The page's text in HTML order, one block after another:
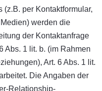
(z.B. per Kontaktformular,
werden die
der Kontaktanfrage
Abs. 1 lit. b. (im Rahmen
Art. 6 Abs. 1 lit.
Die Angaben der
Relationship-